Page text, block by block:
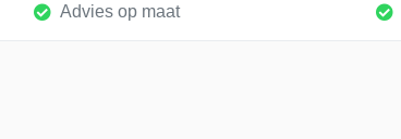
Advies op maat